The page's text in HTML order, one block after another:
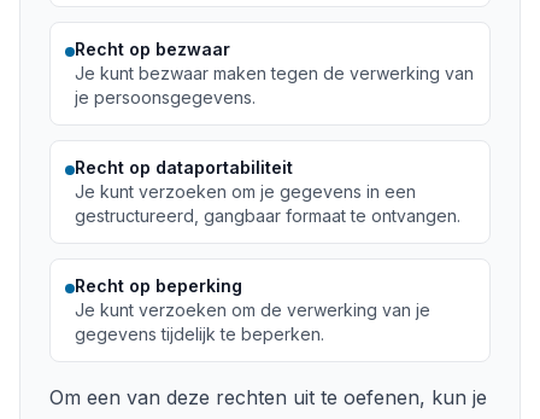
Recht op bezwaar
Je kunt bezwaar maken tegen de verwerking van
je persoonsgegevens.
Recht op dataportabiliteit
Je kunt verzoeken om je gegevens in een
gestructureerd, gangbaar formaat te ontvangen.
Recht op beperking
Je kunt verzoeken om de verwerking van je
gegevens tijdelijk te beperken.
Om een van deze rechten uit te oefenen, kun je